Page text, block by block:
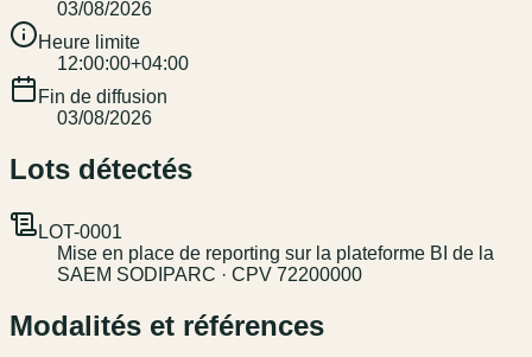
03/08/2026
Heure limite
12:00:00+04:00
Fin de diffusion
03/08/2026
Lots détectés
LOT-0001
Mise en place de reporting sur la plateforme BI de la
SAEM SODIPARC · CPV 72200000
Modalités et références